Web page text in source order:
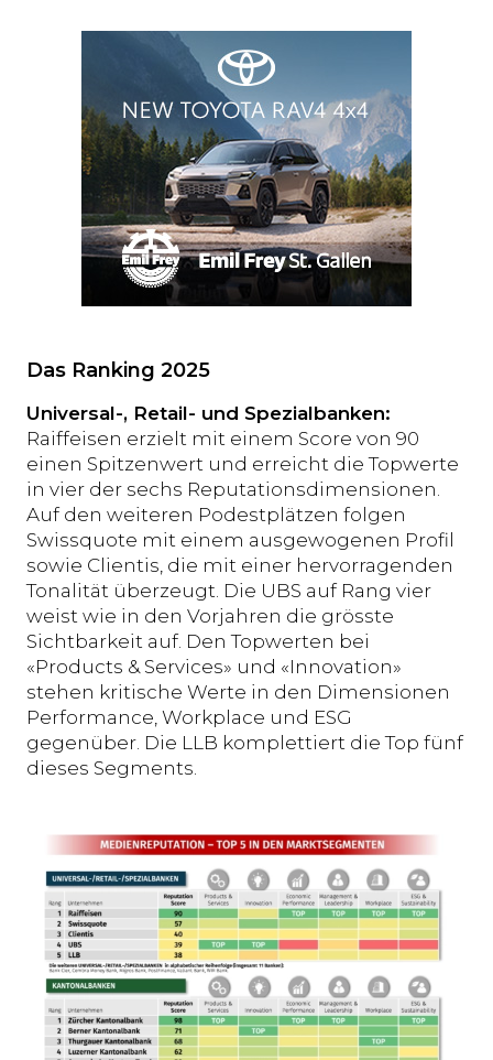
Das Ranking 2025
Universal-, Retail- und Spezialbanken:
Raiffeisen erzielt mit einem Score von 90
einen Spitzenwert und erreicht die Topwerte
in vier der sechs Reputationsdimensionen.
Auf den weiteren Podestplätzen folgen
Swissquote mit einem ausgewogenen Profil
sowie Clientis, die mit einer hervorragenden
Tonalität überzeugt. Die UBS auf Rang vier
weist wie in den Vorjahren die grösste
Sichtbarkeit auf. Den Topwerten bei
«Products & Services» und «Innovation»
stehen kritische Werte in den Dimensionen
Performance, Workplace und ESG
gegenüber. Die LLB komplettiert die Top fünf
dieses Segments.